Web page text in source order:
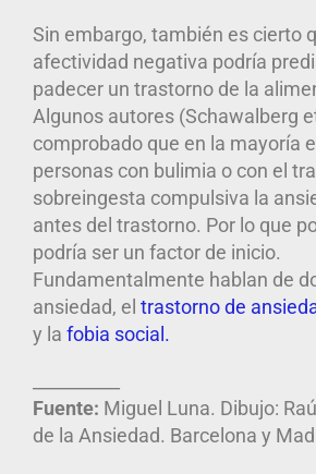
Sin embargo, también es cierto
afectividad negativa podría
padecer un trastorno de la
Algunos autores (Schawalberg
comprobado que en la mayoría
personas con bulimia o con el
sobreingesta compulsiva la
antes del trastorno. Por lo que
podría ser un factor de inicio.
Fundamentalmente hablan de
ansiedad, el trastorno de
y la fobia social.
Fuente: Miguel Luna. Dibujo:
de la Ansiedad. Barcelona y